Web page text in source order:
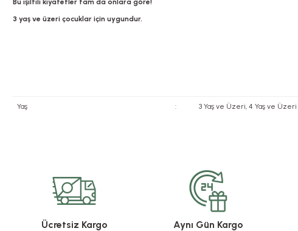
Bu ışıltılı kıyafetler tam da onlara göre!
3 yaş ve üzeri çocuklar için uygundur.
Yaş : 3 Yaş ve Üzeri, 4 Yaş ve Üzeri
Ürün resmi kalitesiz, bozuk veya görüntülenemiyor.
Ürün açıklamasında eksik bilgiler bulunuyor.
Ürün bilgilerinde hatalar bulunuyor.
Ücretsiz Kargo Aynı Gün Kargo